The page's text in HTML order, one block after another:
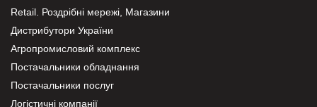
Retail. Роздрібні мережі, Магазини
Дистрибутори України
Агропромисловий комплекс
Постачальники обладнання
Постачальники послуг
Логістичні компанії